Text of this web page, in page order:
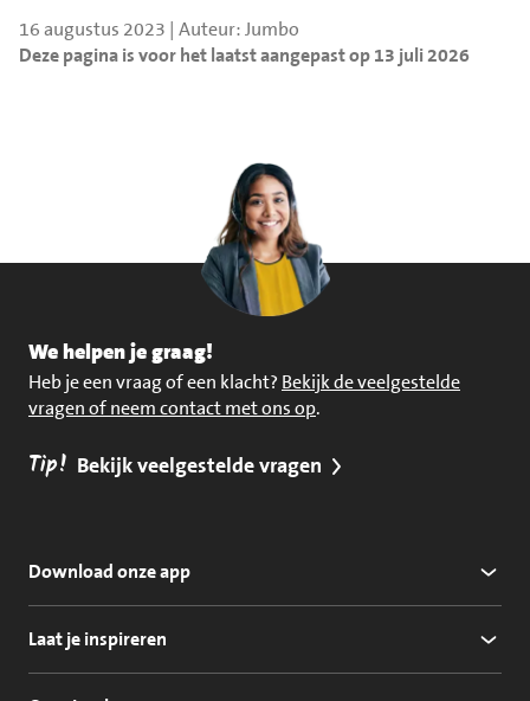
16 augustus 2023 | Auteur: Jumbo
Deze pagina is voor het laatst aangepast op 13 juli 2026
We helpen je graag!
Heb je een vraag of een klacht? Bekijk de veelgestelde
vragen of neem contact met ons op.
Tip! Bekijk veelgestelde vragen
Download onze app
Laat je inspireren